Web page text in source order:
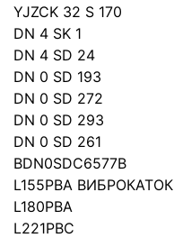
YJZCK 32 S 170
DN 4 SK 1
DN 4 SD 24
DN 0 SD 193
DN 0 SD 272
DN 0 SD 293
DN 0 SD 261
BDN0SDC6577B
L155PBA ВИБРОКАТОК
L180PBA
L221PBC